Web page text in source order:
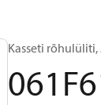
Kasseti rõhulüliti,